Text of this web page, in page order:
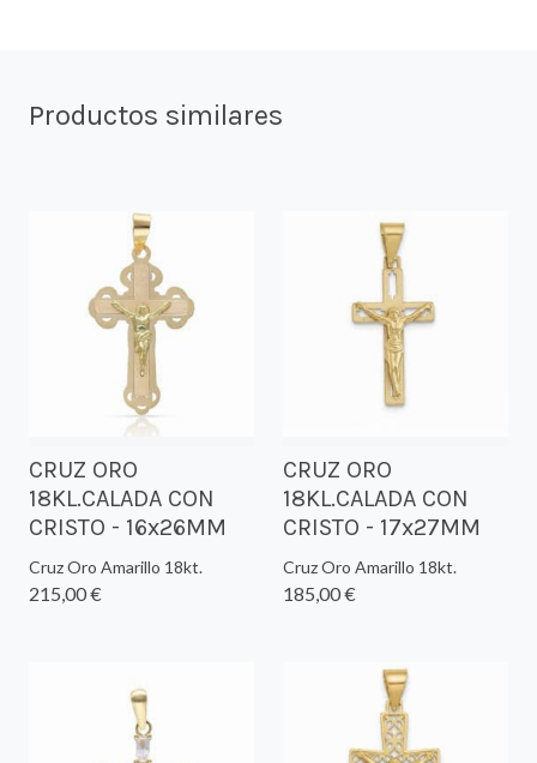
Productos similares
CRUZ ORO
18KL.CALADA CON
CRISTO - 16x26MM
Cruz Oro Amarillo 18kt.
215,00 €
CRUZ ORO
18KL.CALADA CON
CRISTO - 17x27MM
Cruz Oro Amarillo 18kt.
185,00 €